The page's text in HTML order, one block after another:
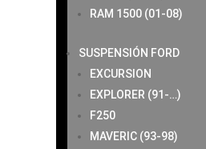
RAM 1500 (01-08)
SUSPENSIÓN FORD
EXCURSION
EXPLORER (91-…)
F250
MAVERIC (93-98)